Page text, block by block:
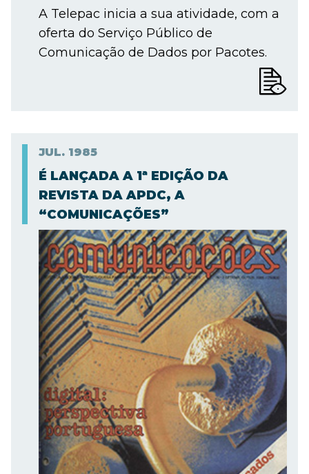
A Telepac inicia a sua atividade, com a
oferta do Serviço Público de
Comunicação de Dados por Pacotes.
JUL. 1985
É LANÇADA A 1ª EDIÇÃO DA
REVISTA DA APDC, A
“COMUNICAÇÕES”